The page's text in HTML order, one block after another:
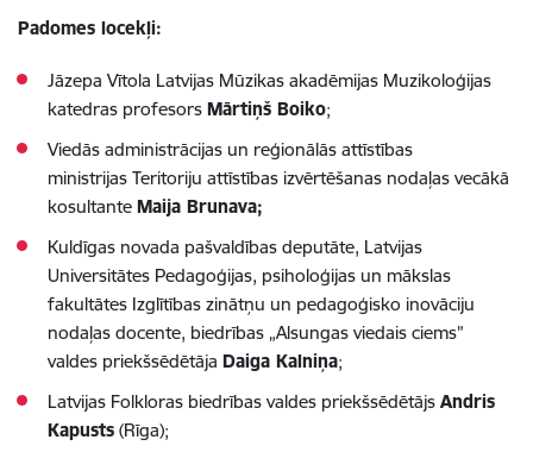
Padomes locekļi:
Jāzepa Vītola Latvijas Mūzikas akadēmijas Muzikoloģijas
katedras profesors Mārtiņš Boiko;
Viedās administrācijas un reģionālās attīstības
ministrijas Teritoriju attīstības izvērtēšanas nodaļas vecākā
kosultante Maija Brunava;
Kuldīgas novada pašvaldības deputāte, Latvijas
Universitātes Pedagoģijas, psiholoģijas un mākslas
fakultātes Izglītības zinātņu un pedagoģisko inovāciju
nodaļas docente, biedrības „Alsungas viedais ciems”
valdes priekšsēdētāja Daiga Kalniņa;
Latvijas Folkloras biedrības valdes priekšsēdētājs Andris
Kapusts (Rīga);